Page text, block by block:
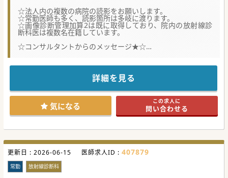
☆法人内の複数の病院の読影をお願いします。
☆常勤医師も多く、読影箇所は多岐に渡ります。
☆画像診断管理加算2は既に取得しており、院内の放射線診
断科医は複数名在籍しています。
☆コンサルタントからのメッセージ★☆
北摂エリアでで複数の病院持つ法人です。
ざいません。
病床もほぼ満床の状態をキープでき経営も安定しておりま
#秋入職可
詳細を見る
気になる この求人に
問い合わせる
更新日 : 2026-06-15 医師求人ID : 407879
常勤 放射線診断科